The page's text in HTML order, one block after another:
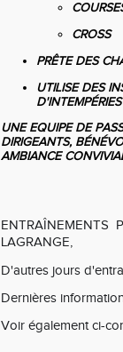
CROSS
PRÊTE DES
UTILISE DES
D'INTEMPÉRIES
UNE EQUIPE DE
DIRIGEANTS,
AMBIANCE
ENTRAÎNEMENTS
LAGRANGE,
D'autres jours
Dernières
Voir également ci-